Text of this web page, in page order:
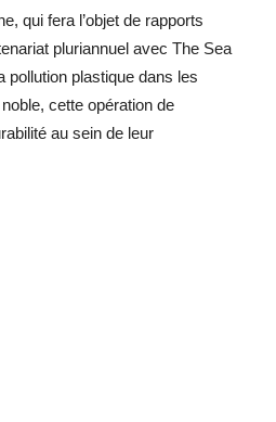
qui fera l’objet de rapports
pluriannuel avec The Sea
pollution plastique dans les
cette opération de
au sein de leur